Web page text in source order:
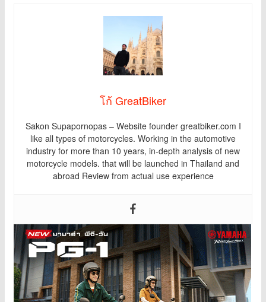
โก้ GreatBiker
Sakon Supapornopas – Website founder greatbiker.com I
like all types of motorcycles. Working in the automotive
industry for more than 10 years, in-depth analysis of new
motorcycle models. that will be launched in Thailand and
abroad Review from actual use experience